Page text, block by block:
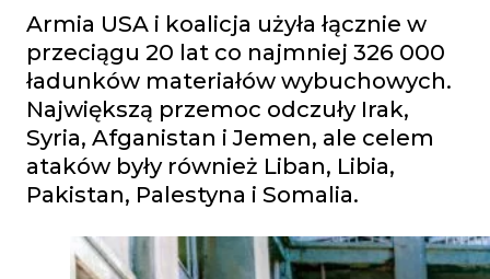
Armia USA i koalicja użyła łącznie w
przeciągu 20 lat co najmniej 326 000
ładunków materiałów wybuchowych.
Największą przemoc odczuły Irak,
Syria, Afganistan i Jemen, ale celem
ataków były również Liban, Libia,
Pakistan, Palestyna i Somalia.